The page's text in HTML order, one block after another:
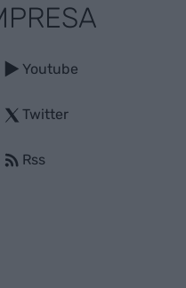
Youtube
Twitter
Rss